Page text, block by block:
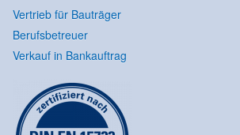
Vertrieb für Bauträger
Berufsbetreuer
Verkauf in Bankauftrag